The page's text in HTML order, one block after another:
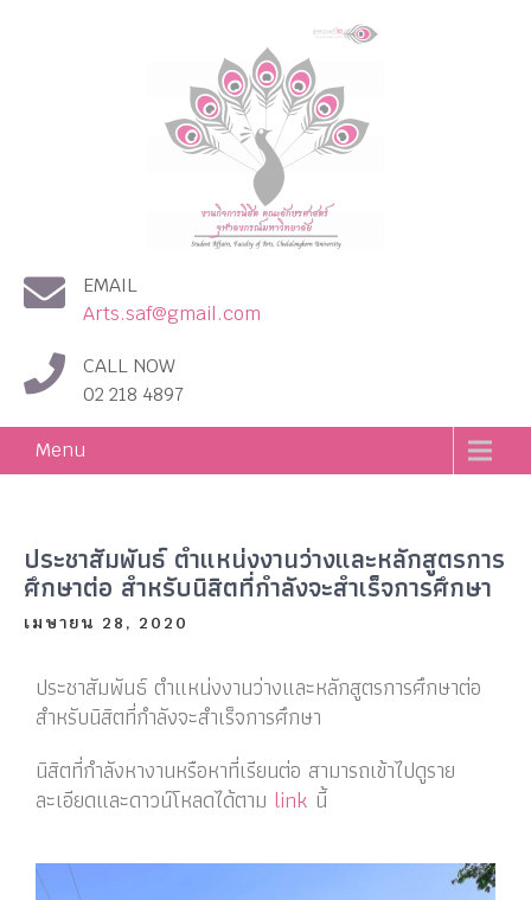
งานกิจการนิสิต คณะอักษร
ศาสตร์ จุฬาลงกรณ์
มหาวิทยาลัย
EMAIL
Arts.saf@gmail.com
CALL NOW
02 218 4897
Menu
ประชาสัมพันธ์ ตำแหน่งงานว่างและหลักสูตรการ
ศึกษาต่อ สำหรับนิสิตที่กำลังจะสำเร็จการศึกษา
เมษายน 28, 2020
ประชาสัมพันธ์ ตำแหน่งงานว่างและหลักสูตรการศึกษาต่อ
สำหรับนิสิตที่กำลังจะสำเร็จการศึกษา
นิสิตที่กำลังหางานหรือหาที่เรียนต่อ สามารถเข้าไปดูราย
ละเอียดและดาวน์โหลดได้ตาม link นี้